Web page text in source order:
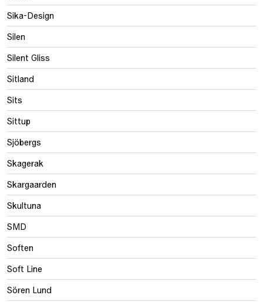
Sika-Design
Silen
Silent Gliss
Sitland
Sits
Sittup
Sjöbergs
Skagerak
Skargaarden
Skultuna
SMD
Soften
Soft Line
Sören Lund